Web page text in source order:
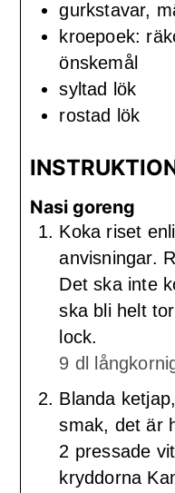
gurkstavar,
kroepoek:
önskemål
syltad lök
rostad lök
Nasi goreng
Koka riset
anvisningar.
Det ska inte
ska bli helt
lock.
9 dl
Blanda
smak, det är
2 pressade
kryddorna